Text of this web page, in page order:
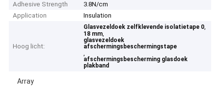
Adhesive Strength
3.8N/cm
Application
Insulation
Hoog licht:
Glasvezeldoek zelfklevende isolatietape 0,
18 mm,
glasvezeldoek
afschermingsbeschermingstape
,
afschermingsbescherming glasdoek
plakband
Array